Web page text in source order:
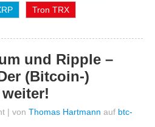
Tron TRX
und Ripple –
(Bitcoin-)
| von Thomas Hartmann auf btc-